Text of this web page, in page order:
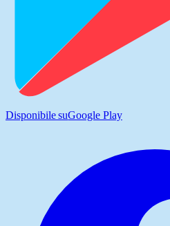
Disponibile suGoogle Play